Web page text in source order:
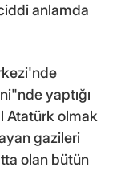
anlamda
yaptığı
Atatürk olmak
gazileri
olan bütün